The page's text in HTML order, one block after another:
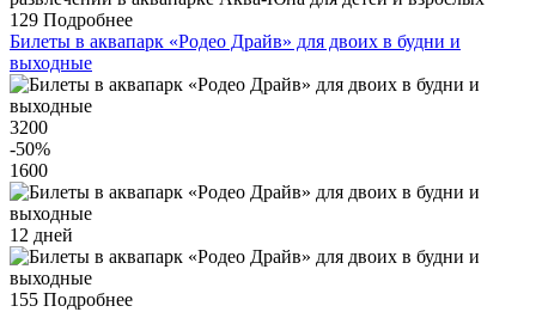
129 Подробнее
Билеты в аквапарк «Родео Драйв» для двоих в будни и
выходные
3200
-50%
1600
12 дней
155 Подробнее